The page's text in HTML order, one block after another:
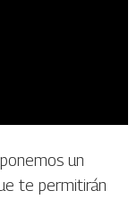
un
te permitirán